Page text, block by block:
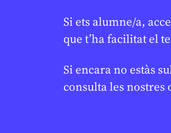
Si ets alumne/a,
que t’ha facilitat el
Si encara no estàs
consulta les nostres